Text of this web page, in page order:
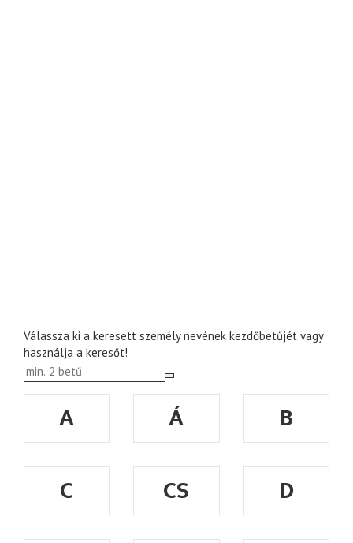
Válassza ki a keresett személy nevének kezdőbetűjét vagy
használja a keresőt!
A Á
B
C
CS
D